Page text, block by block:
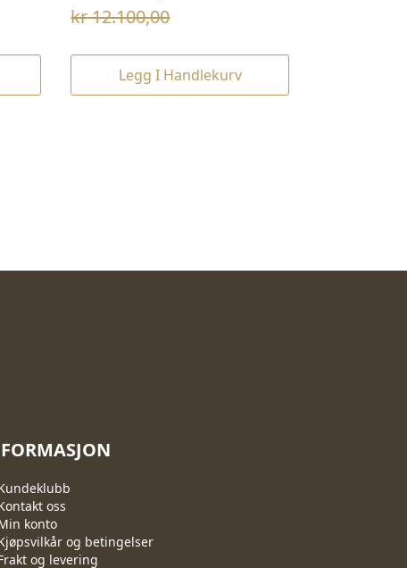
kr12.100,00
Opprinnelig
var:
kr 12.100,00.
Nåværende
er:
kr 9.990,00.
Legg I Handlekurv
oss
konto
og betingelser
og levering